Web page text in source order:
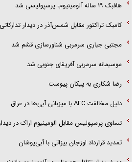
هافبک ۱۹ ساله آلومینیوم، پرسپولیسی شد
کامبک تراکتور مقابل شمس‌آذر در دیدار تدارکاتی
مجتبی جباری سرمربی شناورسازی قشم شد
موسیمانه سرمربی آفریقای جنوبی شد
رضا شکاری به پیکان پیوست
دلیل مخالفت AFC با میزبانی آبی‌ها در عراق
تساوی پرسپولیس مقابل الومینیوم اراک در
تمدید قرارداد اوزجان بیزاتی با آبی‌پوشان